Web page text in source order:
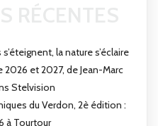
la nature s’éclaire
et 2027, de Jean-Marc
Stelvision
du Verdon, 2è édition :
à Tourtour